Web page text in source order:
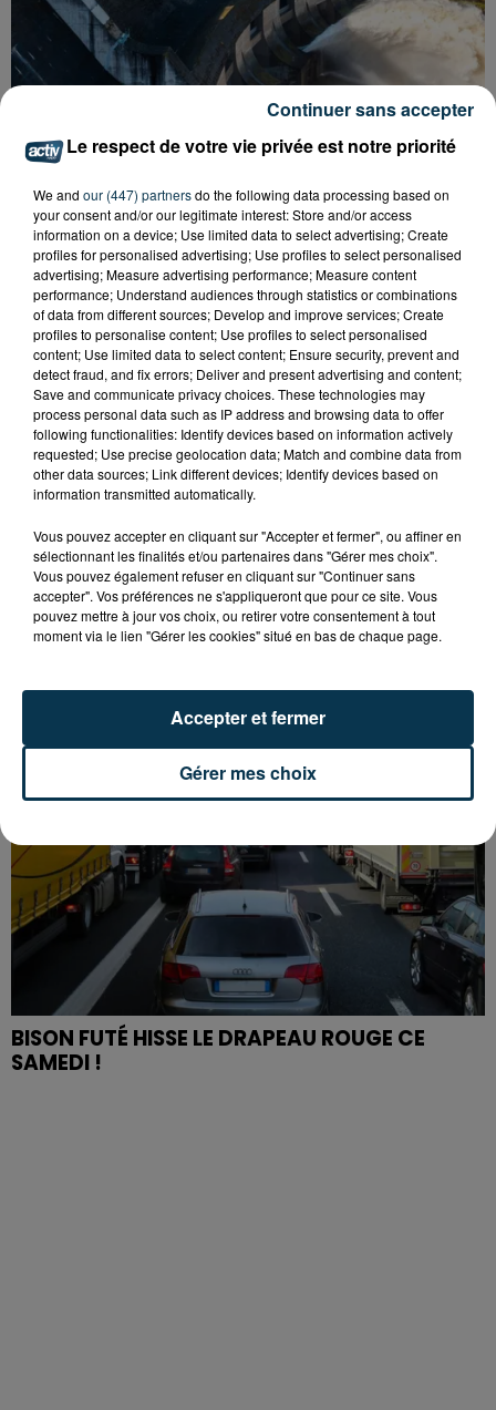
CYANOBACTÉRIES : LE PRÉFÊT PREND UN
ARRÊTÉ POUR LES ACTIVITÉS DE...
L’ASSE RÉDUIT FACE À SOCHAUX, UNE
PREMIÈRE VICTOIRE POUR NOS VERTS ?
BISON FUTÉ HISSE LE DRAPEAU ROUGE CE
SAMEDI !
Le respect de votre vie privée est notre priorité
We and our (447) partnersdo the following data processing based on
your consent and/or our legitimate interest: Store and/or access
information on a device; Use limited data to select advertising; Create
profiles for personalised advertising; Use profiles to select personalised
advertising; Measure advertising performance; Measure content
performance; Understand audiences through statistics or combinations
of data from different sources; Develop and improve services; Create
profiles to personalise content; Use profiles to select personalised
content; Use limited data to select content; Ensure security, prevent and
detect fraud, and fix errors; Deliver and present advertising and content;
Save and communicate privacy choices. These technologies may
process personal data such as IP address and browsing data to offer
following functionalities: Identify devices based on information actively
requested; Use precise geolocation data; Match and combine data from
other data sources; Link different devices; Identify devices based on
information transmitted automatically.
Vous pouvez accepter en cliquant sur "Accepter et fermer", ou affiner en
sélectionnant les finalités et/ou partenaires dans "Gérer mes choix".
Vous pouvez également refuser en cliquant sur "Continuer sans
accepter". Vos préférences ne s'appliqueront que pour ce site. Vous
pouvez mettre à jour vos choix, ou retirer votre consentement à tout
moment via le lien "Gérer les cookies" situé en bas de chaque page.
Gérer mes choix
Accepter et fermer
Continuer sans accepter